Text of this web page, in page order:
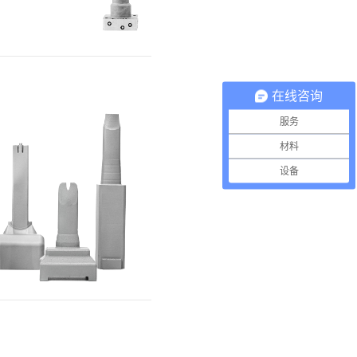
在线咨询
服务
材料
设备